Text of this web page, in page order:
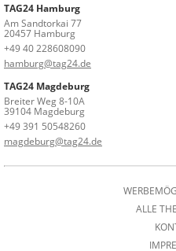
TAG24 Hamburg
Am Sandtorkai 77
20457 Hamburg
+49 40 228608090
hamburg@tag24.de
TAG24 Magdeburg
Breiter Weg 8-10A
39104 Magdeburg
+49 391 50548260
magdeburg@tag24.de
ALLE